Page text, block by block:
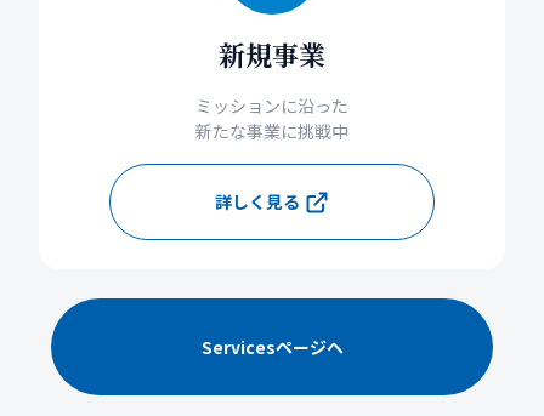
新規事業
ミッションに沿った
新たな事業に挑戦中
詳しく見る
Servicesページヘ